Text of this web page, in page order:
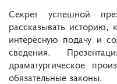
Секрет успешной
рассказывать историю,
интересную подачу и
сведения.
драматургическое
обязательные законы.